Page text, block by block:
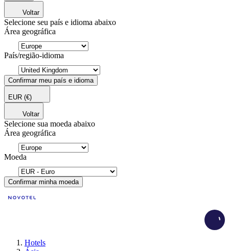
Voltar
Selecione seu país e idioma abaixo
Área geográfica
País/região-idioma
Confirmar meu país e idioma
EUR (€)
Voltar
Selecione sua moeda abaixo
Área geográfica
Moeda
Confirmar minha moeda
Hotels